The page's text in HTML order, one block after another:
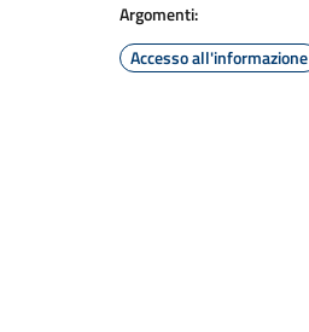
Argomenti:
Accesso all'informazione